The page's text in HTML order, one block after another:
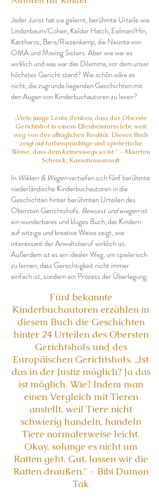
Jeder Jurist hat sie gelernt, berühmte Urteile wie
Lindenbaum/Cohen, Kelder Hatch, Eelman/Hin,
Kantharos, Baris/Riezenkamp, die Neunte von
OMA und Moving Sisters. Aber wie war es
wirklich und was war das Dilemma, vor dem unser
höchstes Gericht stand? Wie schön wäre es
nicht, die zugrunde liegenden Geschichten mit
den Augen von Kinderbuchautoren zu lesen?
„Viele junge Leute denken, dass der Oberste
Gerichtshof in einem Elfenbeinturm lebt, weit
weg von der alltäglichen Realität. Dieses Buch
zeigt auf farbenprächtige und spielerische
Weise, dass dem keineswegs so ist.“ - Maarten
Schenck, Kassationsanwalt
In Wikken & Wegenvertiefen sich fünf berühmte
niederländische Kinderbuchautoren in die
Geschichten hinter berühmten Urteilen des
Obersten Gerichtshofs.Bewusst und wiegenist
ein wunderbares und kluges Buch, das Kindern
auf witzige und kreative Weise zeigt, wie
interessant der Anwaltsberuf wirklich ist.
Außerdem ist es ein idealer Weg, um spielerisch
zu lernen, dass Gerechtigkeit nicht immer
einfach ist, sondern ein Prozess der Überlegung.
Fünf bekannte
Kinderbuchautoren erzählen in
diesem Buch die Geschichten
hinter 24 Urteilen des Obersten
Gerichtshofs und des
Europäischen Gerichtshofs. „Ist
das in der Justiz möglich? Ja das
ist möglich. Wie? Indem man
einen Vergleich mit Tieren
anstellt, weil Tiere nicht
schwierig handeln, handeln
Tiere normalerweise leicht.
Okay, solange es nicht um
Ratten geht. Gut, lassen wir die
Ratten draußen." - Bibi Dumon
Tak